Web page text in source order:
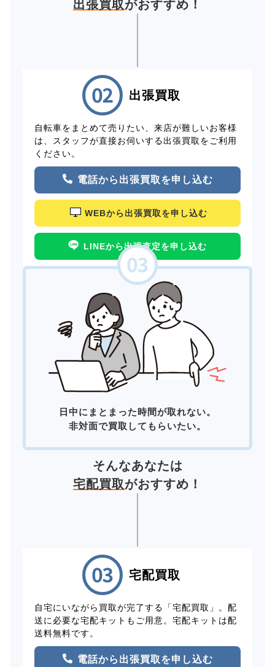
出張買取がおすすめ！
出張買取
自転車をまとめて売りたい、来店が難しいお客様
は、スタッフが直接お伺いする出張買取をご利用
ください。
電話から出張買取を申し込む
WEBから出張買取を申し込む
LINEから出張査定を申し込む
日中にまとまった時間が取れない。
非対面で買取してもらいたい。
そんなあなたは
宅配買取がおすすめ！
宅配買取
自宅にいながら買取が完了する「宅配買取」。配
送に必要な宅配キットもご用意。宅配キットは配
送料無料です。
電話から出張買取を申し込む